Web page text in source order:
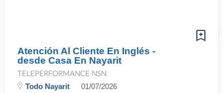
Atención Al Cliente En Inglés -
desde Casa En Nayarit
TELEPERFORMANCE NSN
Todo Nayarit 01/07/2026